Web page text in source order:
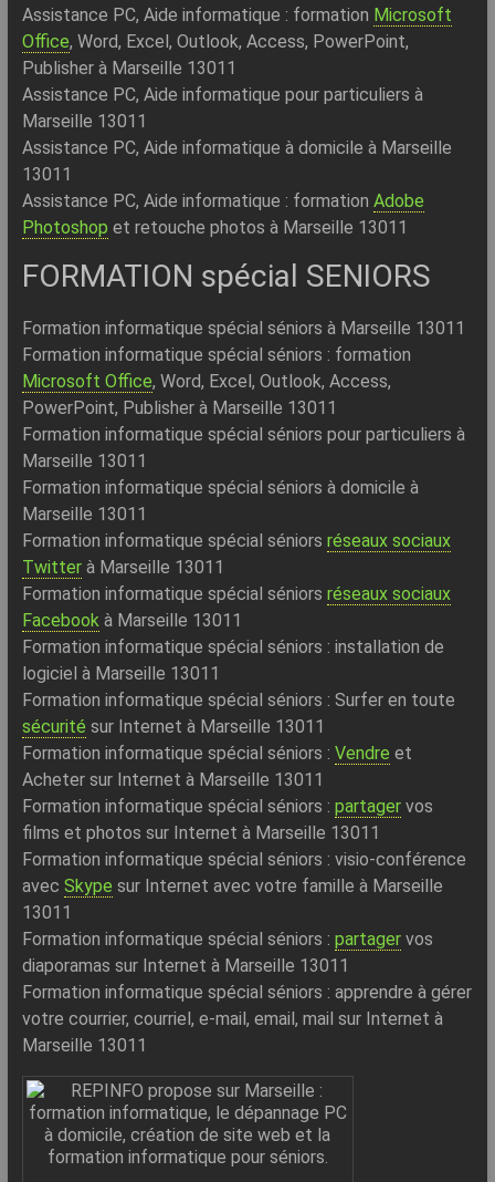
Assistance PC, Aide informatique : formation Microsoft
Office, Word, Excel, Outlook, Access, PowerPoint,
Publisher à Marseille 13011
Assistance PC, Aide informatique pour particuliers à
Marseille 13011
Assistance PC, Aide informatique à domicile à Marseille
13011
Assistance PC, Aide informatique : formation Adobe
Photoshop et retouche photos à Marseille 13011
FORMATION spécial SENIORS
Formation informatique spécial séniors à Marseille 13011
Formation informatique spécial séniors : formation
Microsoft Office, Word, Excel, Outlook, Access,
PowerPoint, Publisher à Marseille 13011
Formation informatique spécial séniors pour particuliers à
Marseille 13011
Formation informatique spécial séniors à domicile à
Marseille 13011
Formation informatique spécial séniors réseaux sociaux
Twitterà Marseille 13011
Formation informatique spécial séniors réseaux sociaux
Facebookà Marseille 13011
Formation informatique spécial séniors : installation de
logiciel à Marseille 13011
Formation informatique spécial séniors : Surfer en toute
sécurité sur Internet à Marseille 13011
Formation informatique spécial séniors : Vendre et
Acheter sur Internet à Marseille 13011
Formation informatique spécial séniors : partagervos
films et photos sur Internet à Marseille 13011
Formation informatique spécial séniors : visio-conférence
avec Skype sur Internet avec votre famille à Marseille
13011
Formation informatique spécial séniors : partagervos
diaporamas sur Internet à Marseille 13011
Formation informatique spécial séniors : apprendre à gérer
votre courrier, courriel, e-mail, email, mail sur Internet à
Marseille 13011